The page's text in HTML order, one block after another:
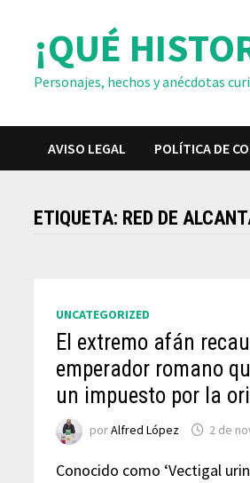
contenido¡QUÉ
Personajes, hechos y anécdotas
AVISO LEGAL POLÍTICA DE
ETIQUETA: RED DE
UNCATEGORIZED
El extremo afán
emperador romano
un impuesto por la
porAlfred López 2 de
Conocido como ‘Vectigal